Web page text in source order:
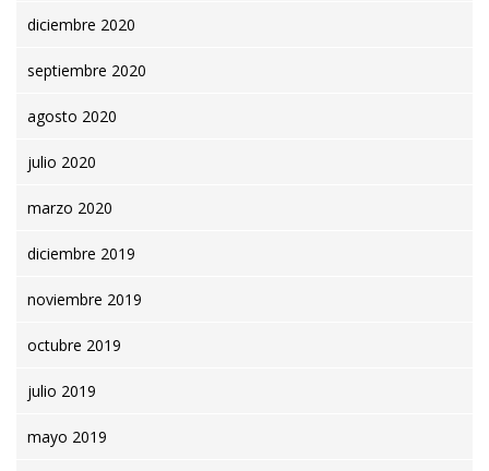
diciembre 2020
septiembre 2020
agosto 2020
julio 2020
marzo 2020
diciembre 2019
noviembre 2019
octubre 2019
julio 2019
mayo 2019